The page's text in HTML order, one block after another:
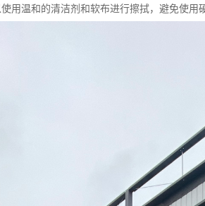
用温和的清洁剂和软布进行擦拭，避免使用